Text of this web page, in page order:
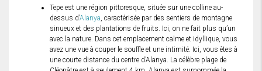
Tepe est une région pittoresque, située sur une colline au-
dessus d’Alanya, caractérisée par des sentiers de montagne
sinueux et des plantations de fruits. Ici, on ne fait plus qu’un
avec la nature. Dans cet emplacement calme et idyllique, vous
avez une vue à couper le souffle et une intimité. Ici, vous êtes à
une courte distance du centre d’Alanya. La célèbre plage de